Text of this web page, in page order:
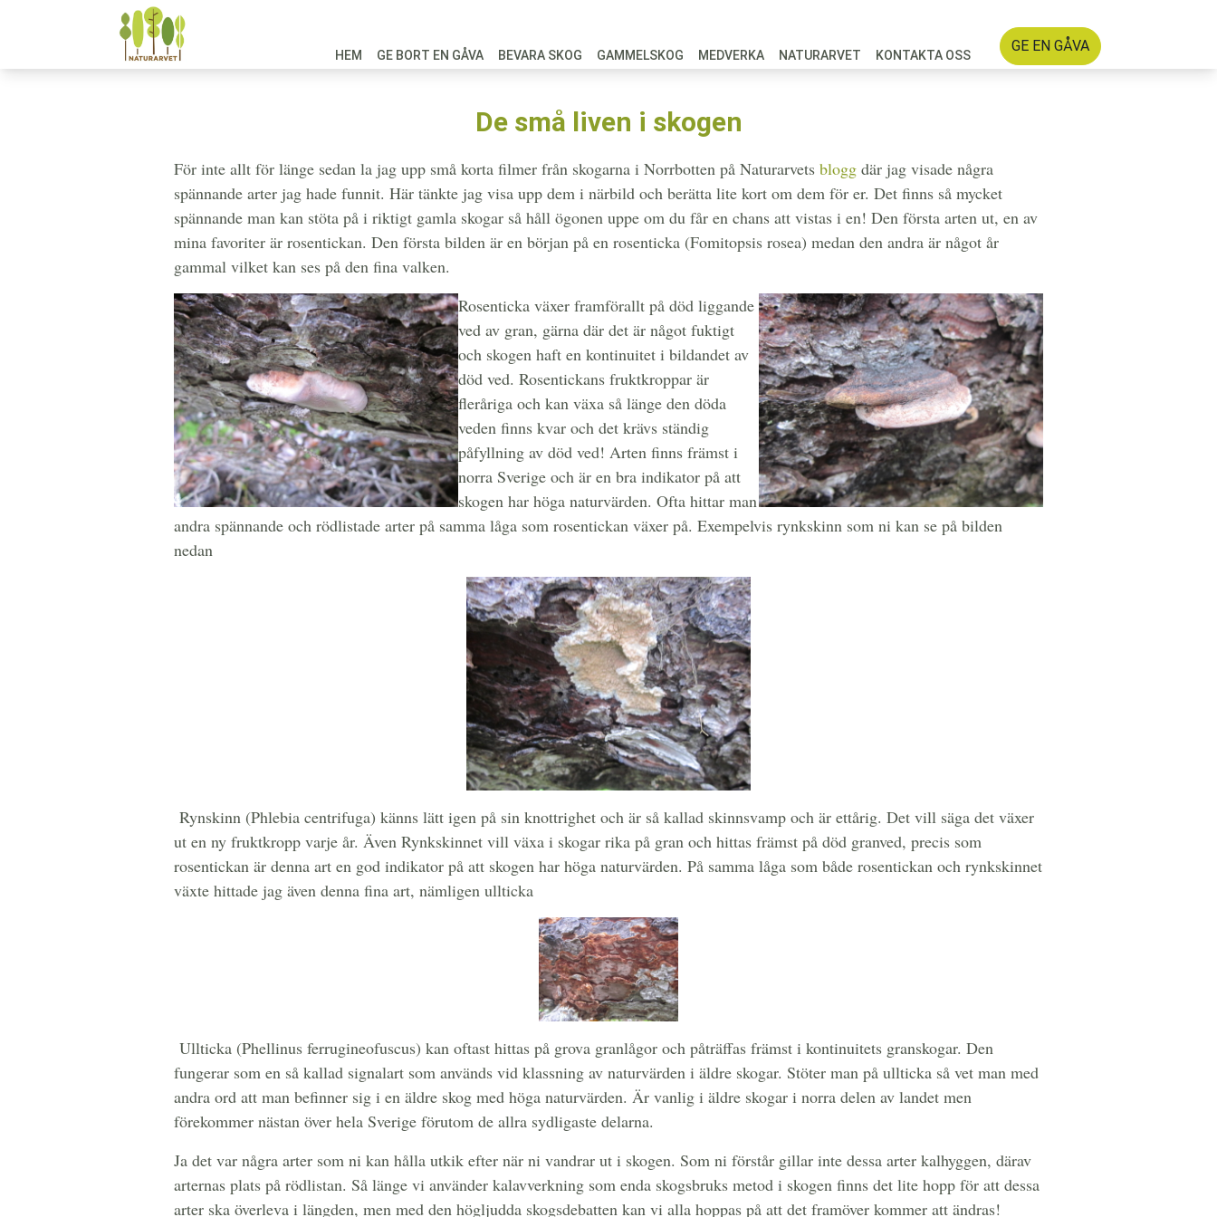
HEM GE BORT EN GÅVA BEVARA SKOG GAMMELSKOG MEDVERKA NATURARVET KONTAKTA OSS
GE EN GÅVA
De små liven i skogen
För inte allt för länge sedan la jag upp små korta filmer från skogarna i Norrbotten på Naturarvets blogg där jag visade några
spännande arter jag hade funnit. Här tänkte jag visa upp dem i närbild och berätta lite kort om dem för er. Det finns så mycket
spännande man kan stöta på i riktigt gamla skogar så håll ögonen uppe om du får en chans att vistas i en! Den första arten ut, en av
mina favoriter är rosentickan. Den första bilden är en början på en rosenticka (Fomitopsis rosea) medan den andra är något år
gammal vilket kan ses på den fina valken.
Rosenticka växer framförallt på död liggande
ved av gran, gärna där det är något fuktigt
och skogen haft en kontinuitet i bildandet av
död ved. Rosentickans fruktkroppar är
fleråriga och kan växa så länge den döda
veden finns kvar och det krävs ständig
påfyllning av död ved! Arten finns främst i
norra Sverige och är en bra indikator på att
skogen har höga naturvärden. Ofta hittar man
andra spännande och rödlistade arter på samma låga som rosentickan växer på. Exempelvis rynkskinn som ni kan se på bilden
nedan
Rynskinn (Phlebia centrifuga) känns lätt igen på sin knottrighet och är så kallad skinnsvamp och är ettårig. Det vill säga det växer
ut en ny fruktkropp varje år. Även Rynkskinnet vill växa i skogar rika på gran och hittas främst på död granved, precis som
rosentickan är denna art en god indikator på att skogen har höga naturvärden. På samma låga som både rosentickan och rynkskinnet
växte hittade jag även denna fina art, nämligen ullticka
Ullticka (Phellinus ferrugineofuscus) kan oftast hittas på grova granlågor och påträffas främst i kontinuitets granskogar. Den
fungerar som en så kallad signalart som används vid klassning av naturvärden i äldre skogar. Stöter man på ullticka så vet man med
andra ord att man befinner sig i en äldre skog med höga naturvärden. Är vanlig i äldre skogar i norra delen av landet men
förekommer nästan över hela Sverige förutom de allra sydligaste delarna.
Ja det var några arter som ni kan hålla utkik efter när ni vandrar ut i skogen. Som ni förstår gillar inte dessa arter kalhyggen, därav
arternas plats på rödlistan. Så länge vi använder kalavverkning som enda skogsbruks metod i skogen finns det lite hopp för att dessa
arter ska överleva i längden, men med den högljudda skogsdebatten kan vi alla hoppas på att det framöver kommer att ändras!